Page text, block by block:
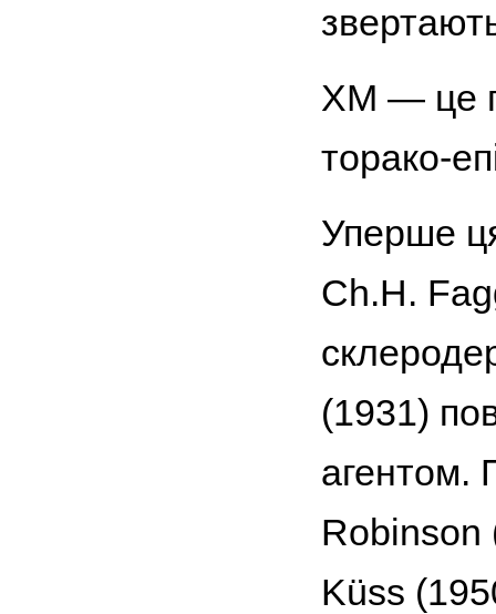
ХМ — це
торако-
Уперше
Ch.H.
(1931)
агентом.
Robinson
Küss